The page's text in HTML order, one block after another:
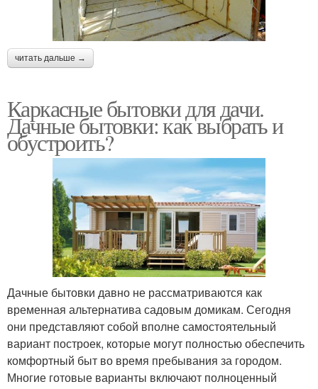
читать дальше →
Каркасные бытовки для дачи.
Дачные бытовки: как выбрать и
обустроить?
Дачные бытовки давно не рассматриваются как
временная альтернатива садовым домикам. Сегодня
они представляют собой вполне самостоятельный
вариант построек, которые могут полностью обеспечить
комфортный быт во время пребывания за городом.
Многие готовые варианты включают полноценный